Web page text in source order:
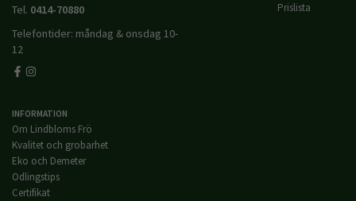
Tel. 0414-70880
Telefontider: måndag & onsdag 10-
12
Prislista
INFORMATION
Om Lindbloms Frö
Kvalitet och grobarhet
Eko och Demeter
Odlingstips
Certifikat